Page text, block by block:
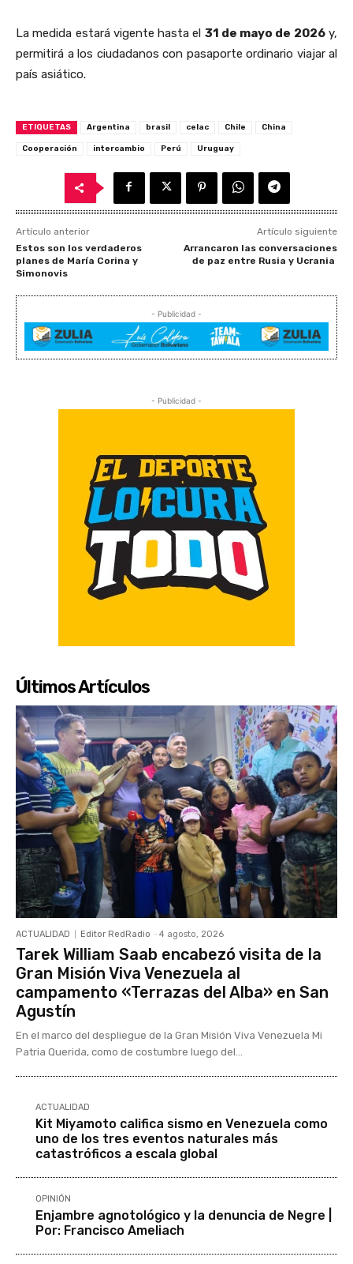
La medida estará vigente hasta el 31 de mayo de 2026y,
permitirá a los ciudadanos con pasaporte ordinario viajar al
país asiático.
ETIQUETAS Argentina brasil celac Chile China
Cooperación intercambio Perú Uruguay
Artículo anterior
Estos son los verdaderos
planes de María Corina y
Simonovis
Artículo siguiente
Arrancaron las conversaciones
de paz entre Rusia y Ucrania
- Publicidad -
- Publicidad -
Últimos Artículos
ACTUALIDAD Editor RedRadio - 4 agosto, 2026
Tarek William Saab encabezó visita de la
Gran Misión Viva Venezuela al
campamento «Terrazas del Alba» en San
Agustín
En el marco del despliegue de la Gran Misión Viva Venezuela Mi
Patria Querida, como de costumbre luego del...
ACTUALIDAD
Kit Miyamoto califica sismo en Venezuela como
uno de los tres eventos naturales más
catastróficos a escala global
OPINIÓN
Enjambre agnotológico y la denuncia de Negre |
Por: Francisco Ameliach